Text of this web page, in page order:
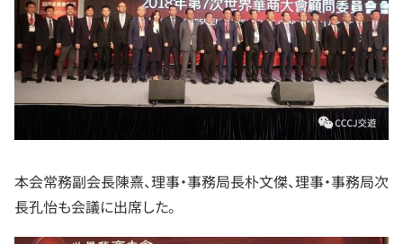
本会常務副会長陳熹、理事・事務局長朴文傑、理事・事務局次
長孔怡も会議に出席した。